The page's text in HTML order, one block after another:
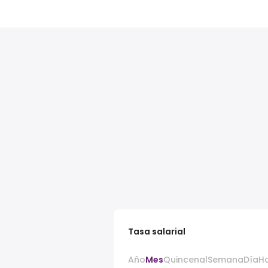
Tasa salarial
AñoMesQuincenalSemanaDía